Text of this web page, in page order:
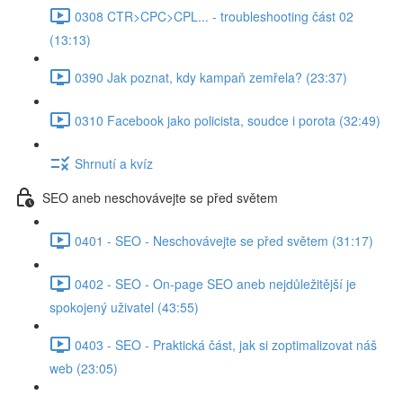
0308 CTR>CPC>CPL... - troubleshooting část 02
(13:13)
0390 Jak poznat, kdy kampaň zemřela? (23:37)
0310 Facebook jako policista, soudce i porota (32:49)
Shrnutí a kvíz
SEO aneb neschovávejte se před světem
0401 - SEO - Neschovávejte se před světem (31:17)
0402 - SEO - On-page SEO aneb nejdůležitější je
spokojený uživatel (43:55)
0403 - SEO - Praktická část, jak si zoptimalizovat náš
web (23:05)